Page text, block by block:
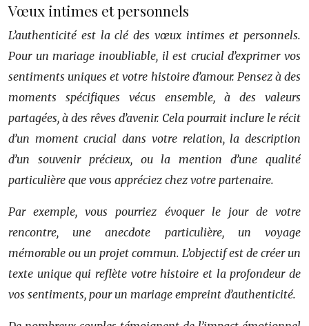
Vœux intimes et personnels
L’authenticité est la clé des vœux intimes et personnels.
Pour un mariage inoubliable, il est crucial d’exprimer vos
sentiments uniques et votre histoire d’amour. Pensez à des
moments spécifiques vécus ensemble, à des valeurs
partagées, à des rêves d’avenir. Cela pourrait inclure le récit
d’un moment crucial dans votre relation, la description
d’un souvenir précieux, ou la mention d’une qualité
particulière que vous appréciez chez votre partenaire.
Par exemple, vous pourriez évoquer le jour de votre
rencontre, une anecdote particulière, un voyage
mémorable ou un projet commun. L’objectif est de créer un
texte unique qui reflète votre histoire et la profondeur de
vos sentiments, pour un mariage empreint d’authenticité.